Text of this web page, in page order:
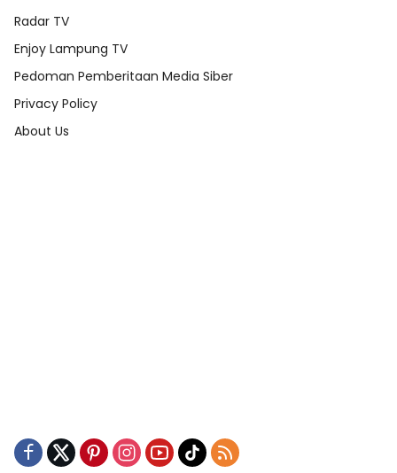
Radar TV
Enjoy Lampung TV
Pedoman Pemberitaan Media Siber
Privacy Policy
About Us